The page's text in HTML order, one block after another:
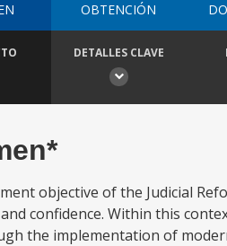
OBTENCIÓN
DETALLES CLAVE
objective of the Judicial
confidence. Within this
the implementation of